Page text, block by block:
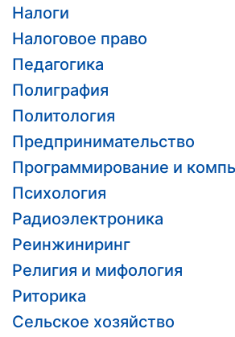
Налоги
Налоговое право
Педагогика
Полиграфия
Политология
Предпринимательство
Программирование и
Психология
Радиоэлектроника
Реинжиниринг
Религия и мифология
Риторика
Сельское хозяйство